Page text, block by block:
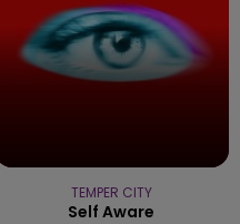
TEMPER CITY
Self Aware